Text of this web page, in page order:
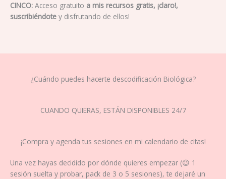
CINCO: Acceso gratuito a mis recursos gratis, ¡claro!,
suscribiéndote y disfrutando de ellos!
¿Cuándo puedes hacerte descodificación Biológica?
CUANDO QUIERAS, ESTÁN DISPONIBLES 24/7
¡Compra y agenda tus sesiones en mi calendario de citas!
Una vez hayas decidido por dónde quieres empezar (😉 1
sesión suelta y probar, pack de 3 o 5 sesiones), te dejaré un